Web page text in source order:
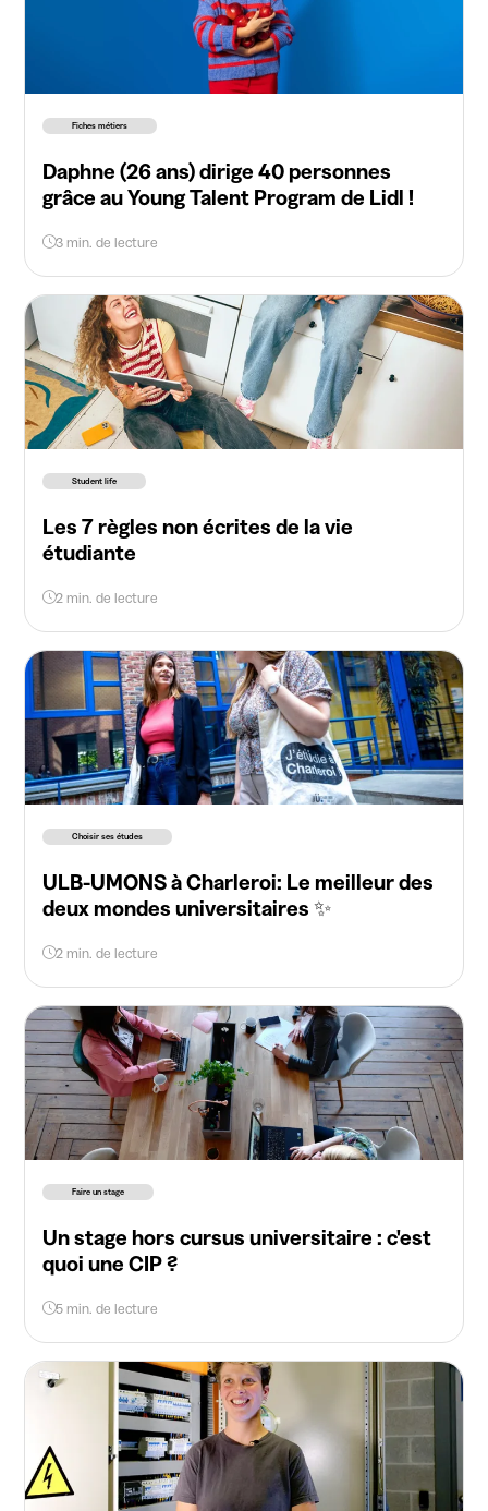
Fiches métiers
Daphne (26 ans) dirige 40 personnes
grâce au Young Talent Program de Lidl !
3 min. de lecture
Student life
Les 7 règles non écrites de la vie
étudiante
2 min. de lecture
Choisir ses études
ULB-UMONS à Charleroi: Le meilleur des
deux mondes universitaires ✨
2 min. de lecture
Faire un stage
Un stage hors cursus universitaire : c'est
quoi une CIP ?
5 min. de lecture